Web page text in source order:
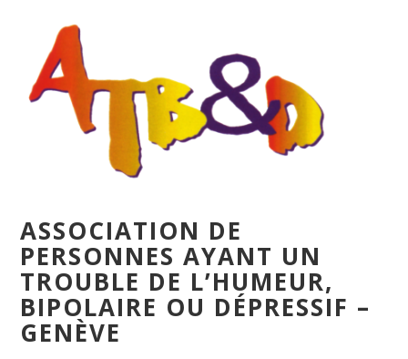
ASSOCIATION DE
PERSONNES AYANT UN
TROUBLE DE L’HUMEUR,
BIPOLAIRE OU DÉPRESSIF –
GENÈVE